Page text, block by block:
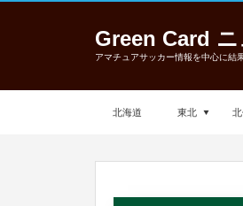
Green Card ニ
アマチュアサッカー情報を中心に結
北海道 東北